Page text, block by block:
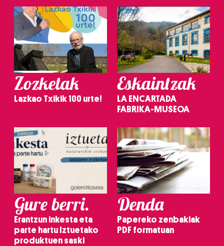
Zozketak
Lazkao Txikik 100 urte!
Eskaintzak
LA ENCARTADA
FABRIKA-MUSEOA
Gure berri.
Erantzun inkesta eta
parte hartu Iztuetako
produktuen saski
Denda
Papereko zenbakiak
PDF formatuan